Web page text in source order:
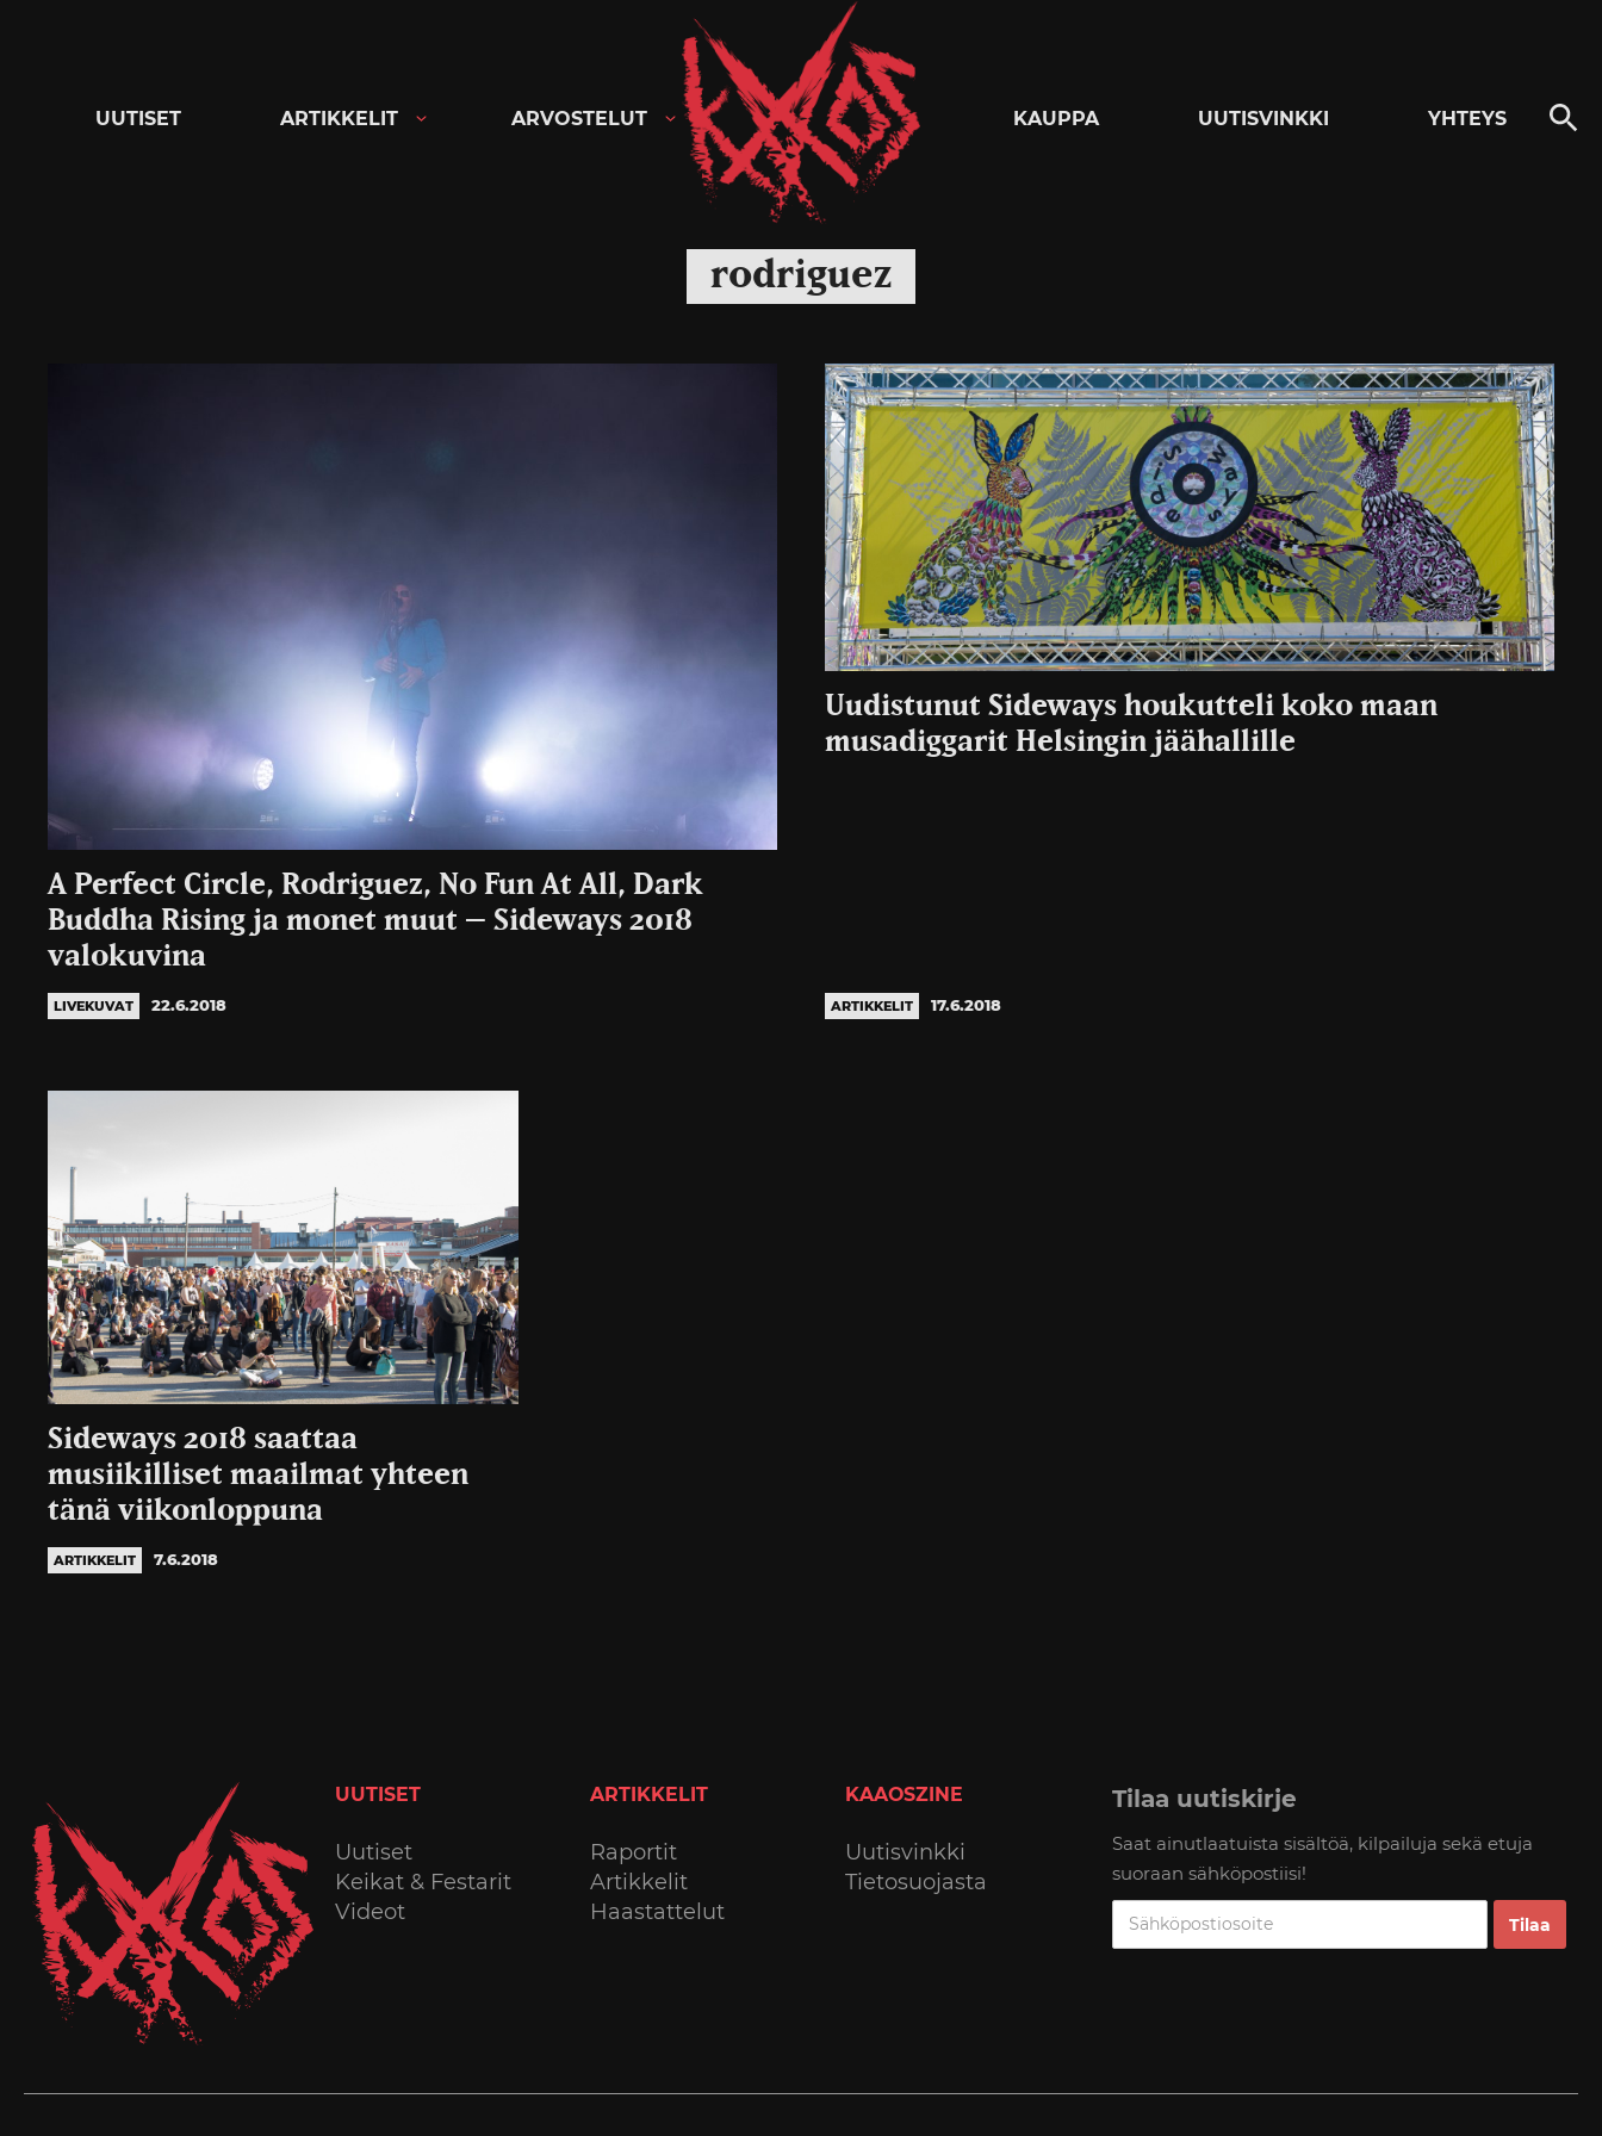
Kaaoszine
UUTISET ARTIKKELIT ARVOSTELUT KAUPPA UUTISVINKKI YHTEYS
rodriguez
A Perfect Circle, Rodriguez, No Fun At All, Dark
Buddha Rising ja monet muut – Sideways 2018
valokuvina
LIVEKUVAT 22.6.2018
Uudistunut Sideways houkutteli koko maan
musadiggarit Helsingin jäähallille
ARTIKKELIT 17.6.2018
Sideways 2018 saattaa
musiikilliset maailmat yhteen
tänä viikonloppuna
ARTIKKELIT 7.6.2018
UUTISET
Uutiset
Keikat & Festarit
Videot
ARTIKKELIT
Raportit
Artikkelit
Haastattelut
KAAOSZINE
Uutisvinkki
Tietosuojasta
Tilaa uutiskirje
Saat ainutlaatuista sisältöä, kilpailuja sekä etuja
suoraan sähköpostiisi!